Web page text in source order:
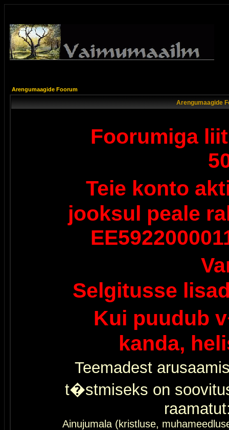
Arengumaagide Foorum
Arengumaagide
Foorumiga
Teie konto
jooksul peale
Selgitusse
Kui puudub
kanda,
Teemadest
t�stmiseks on
Ainujumala (kristluse,